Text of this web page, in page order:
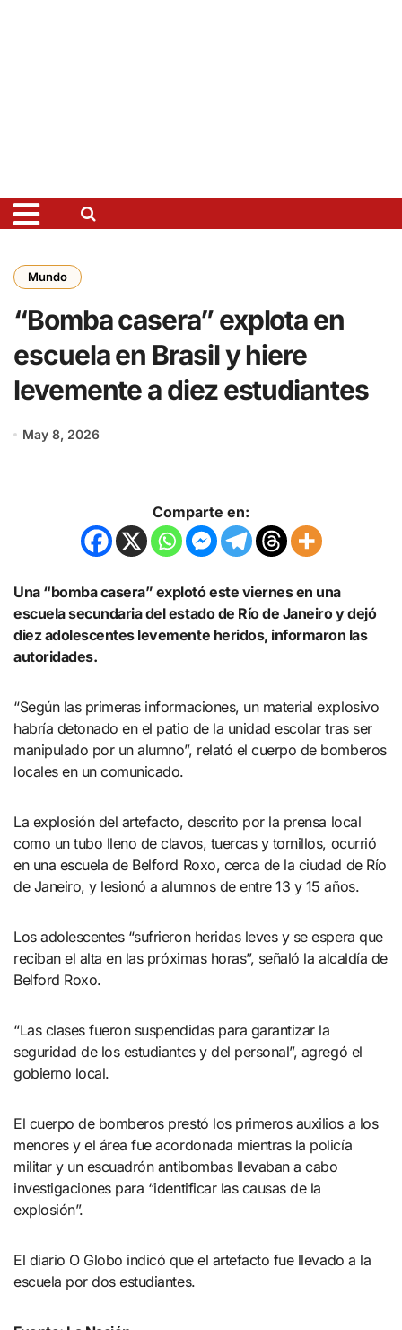
Mundo
“Bomba casera” explota en
escuela en Brasil y hiere
levemente a diez estudiantes
May 8, 2026
Comparte en:
Una “bomba casera” explotó este viernes en una
escuela secundaria del estado de Río de Janeiro y dejó
diez adolescentes levemente heridos, informaron las
autoridades.
“Según las primeras informaciones, un material explosivo
habría detonado en el patio de la unidad escolar tras ser
manipulado por un alumno”, relató el cuerpo de bomberos
locales en un comunicado.
La explosión del artefacto, descrito por la prensa local
como un tubo lleno de clavos, tuercas y tornillos, ocurrió
en una escuela de Belford Roxo, cerca de la ciudad de Río
de Janeiro, y lesionó a alumnos de entre 13 y 15 años.
Los adolescentes “sufrieron heridas leves y se espera que
reciban el alta en las próximas horas”, señaló la alcaldía de
Belford Roxo.
“Las clases fueron suspendidas para garantizar la
seguridad de los estudiantes y del personal”, agregó el
gobierno local.
El cuerpo de bomberos prestó los primeros auxilios a los
menores y el área fue acordonada mientras la policía
militar y un escuadrón antibombas llevaban a cabo
investigaciones para “identificar las causas de la
explosión”.
El diario O Globo indicó que el artefacto fue llevado a la
escuela por dos estudiantes.